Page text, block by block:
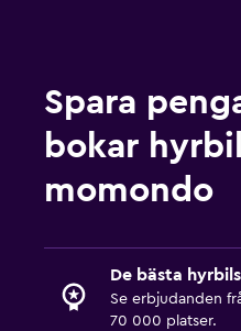
Spara
bokar
momondo
De bästa
Se erbjudanden
70 000 platser.